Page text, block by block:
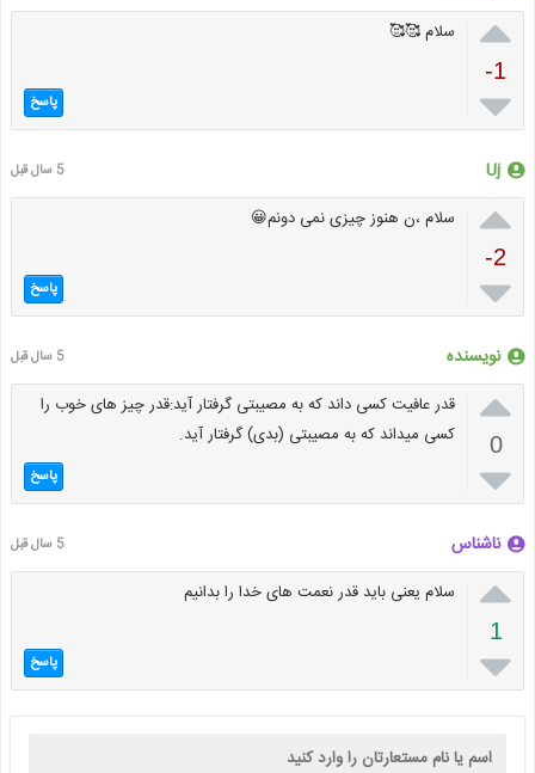

-1

سلام 🥰🥰
پاسخ
Uj 5 سال قبل

-2

سلام ،ن هنوز چیزی نمی دونم😀
پاسخ
نویسنده 5 سال قبل

0

قدر عافیت کسی داند که به مصیبتی گرفتار آید:قدر چیز های خوب را
کسی میداند که به مصیبتی (بدی) گرفتار آید.
پاسخ
ناشناس 5 سال قبل

1

سلام یعنی باید قدر نعمت های خدا را بدانیم
پاسخ